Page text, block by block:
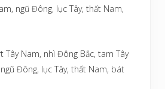
ngũ Đông, lục Tây, thất Nam,
Tây Nam, nhì Đông Bắc, tam Tây
Đông, lục Tây, thất Nam, bát